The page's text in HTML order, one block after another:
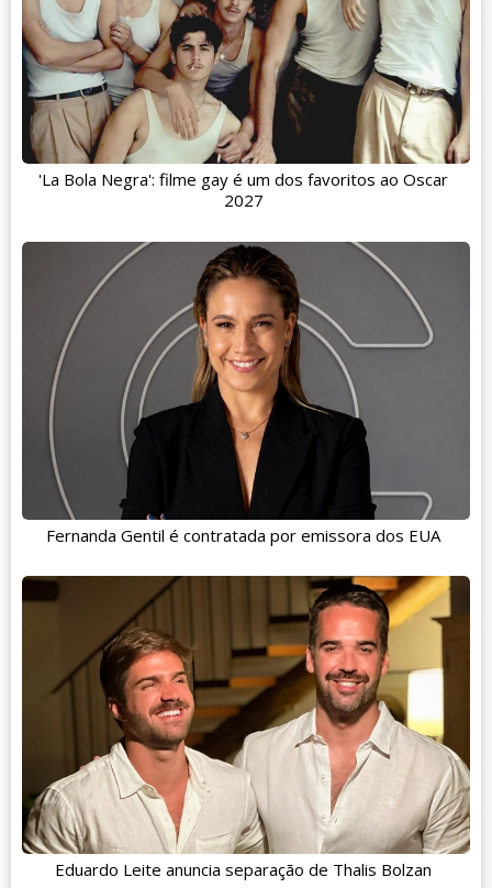
'La Bola Negra': filme gay é um dos favoritos ao Oscar
2027
Fernanda Gentil é contratada por emissora dos EUA
Eduardo Leite anuncia separação de Thalis Bolzan